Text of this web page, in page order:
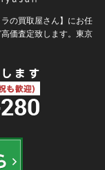
の買取屋さん】にお任
価査定致します。東京